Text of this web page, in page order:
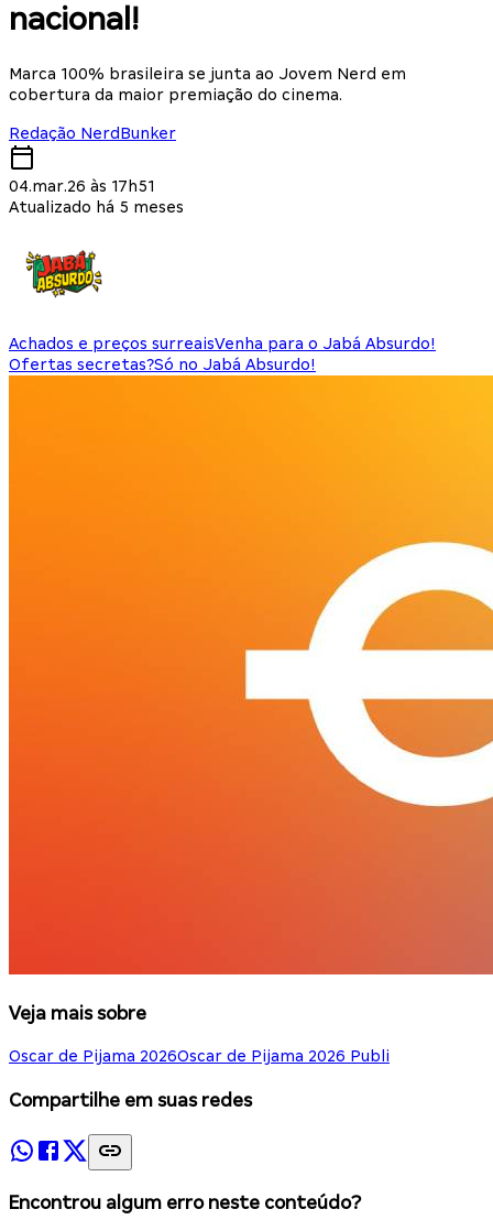
nacional!
Marca 100% brasileira se junta ao Jovem Nerd em
cobertura da maior premiação do cinema.
Redação NerdBunker
04.mar.26 às 17h51
Atualizado há 5 meses
Achados e preços surreaisVenha para o Jabá Absurdo!
Ofertas secretas?Só no Jabá Absurdo!
Veja mais sobre
Oscar de Pijama 2026Oscar de Pijama 2026 Publi
Compartilhe em suas redes
Encontrou algum erro neste conteúdo?